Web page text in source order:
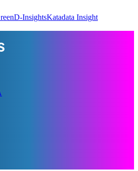
D-InsightsKatadata Insight